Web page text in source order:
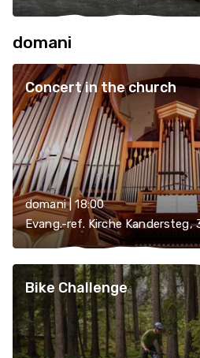
domani
Concert in the church
domani | 18:00
Evang.-ref. Kirche Kandersteg,
Bike Challenge